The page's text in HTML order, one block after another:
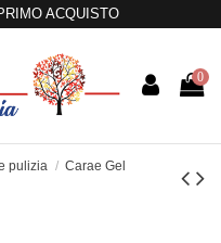
ACQUISTO
0
pulizia
Carae Gel